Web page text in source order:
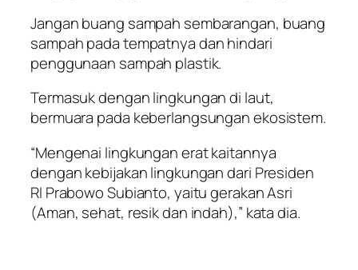
Jangan buang sampah sembarangan, buang
sampah pada tempatnya dan hindari
penggunaan sampah plastik.
Termasuk dengan lingkungan di laut,
bermuara pada keberlangsungan ekosistem.
“Mengenai lingkungan erat kaitannya
dengan kebijakan lingkungan dari Presiden
RI Prabowo Subianto, yaitu gerakan Asri
(Aman, sehat, resik dan indah),” kata dia.